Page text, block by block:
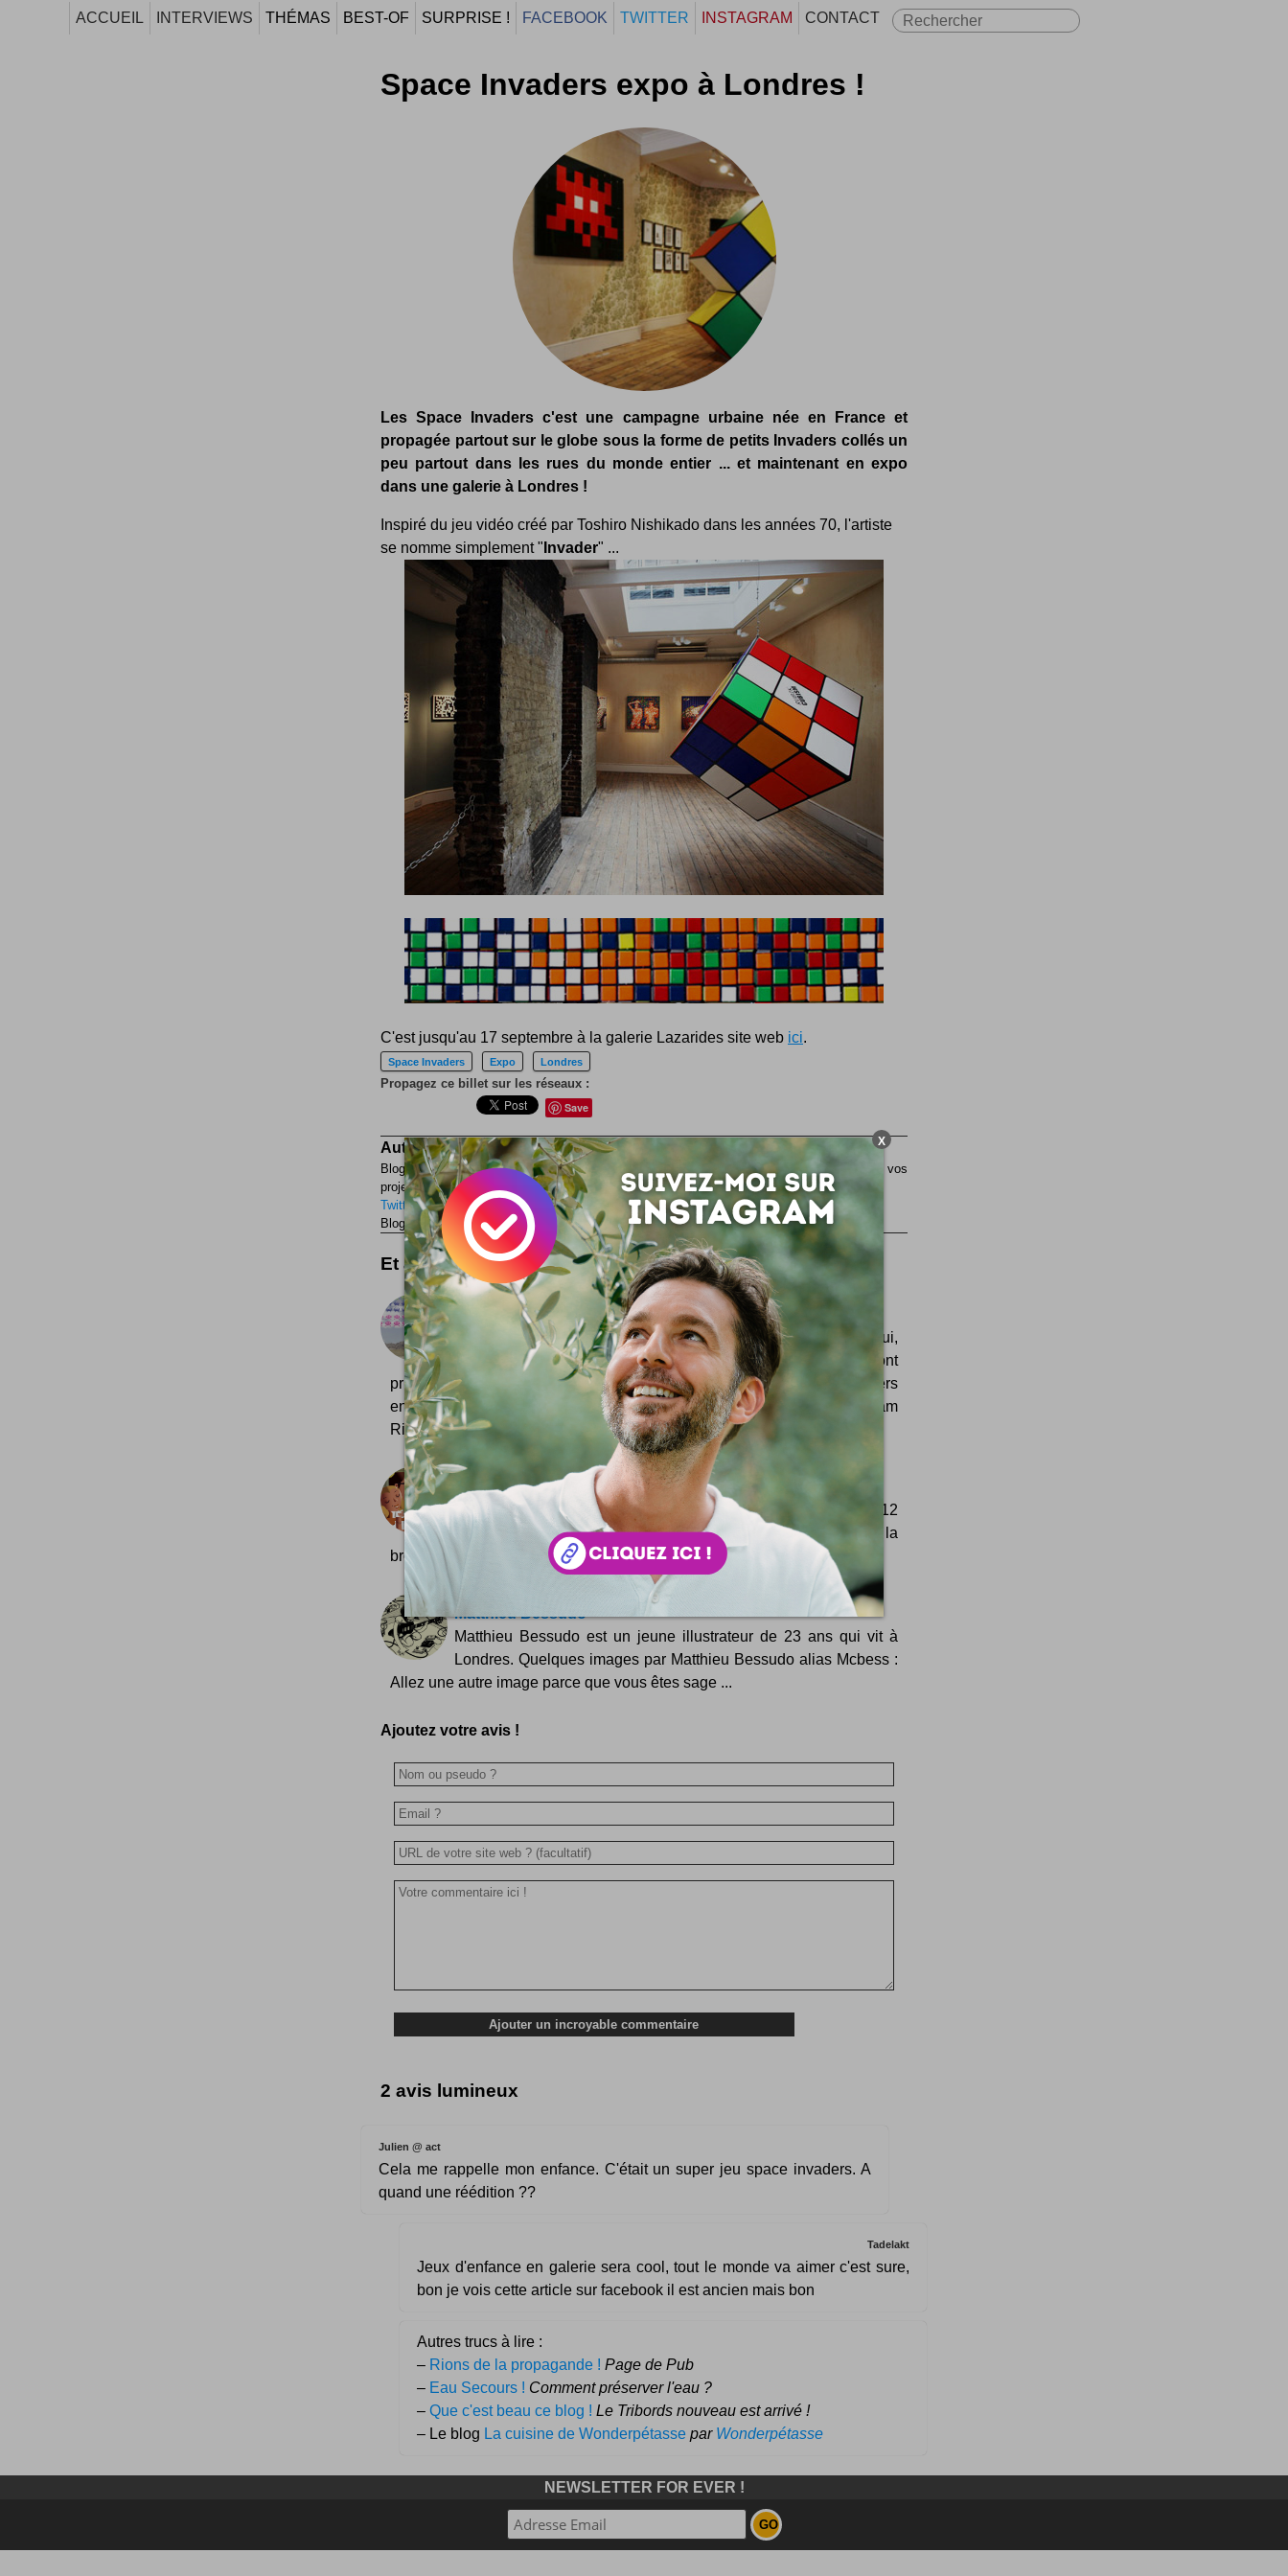
ACCUEIL INTERVIEWS THÉMAS BEST-OF SURPRISE ! FACEBOOK TWITTER INSTAGRAM CONTACT
Space Invaders expo à Londres !
Les Space Invaders c'est une campagne urbaine née en France et
propagée partout sur le globe sous la forme de petits Invaders collés un
peu partout dans les rues du monde entier ... et maintenant en expo
dans une galerie à Londres !
Inspiré du jeu vidéo créé par Toshiro Nishikado dans les années 70, l'artiste
se nomme simplement " Invader" ...
C'est jusqu'au 17 septembre à la galerie Lazarides site web ici.
Space Invaders Expo Londres
Propagez ce billet sur les réseaux :
Save
Auteur :Simon Tripnaux
Blogueur lifestyle - Content manager & expert SEO. Mon job, rendre visible et lisible vos
projets par les mots. Adepte de l'écriture depuis 1978.
Twitter Facebook LinkedIn
Blogueur ? Auteur ? Rejoignez la rédaction !
Et aussi ...
Space Invaders : la guerre commence !
On a bien rigolé avec les Space Invaders ... pourtant aujourd'hui,
l'invasion a bien commencé et les armée du monde entier sont
prises de cours ... des images incroyables ! Les Space Invaders
envahissent la terre ! :) Une chouette idée de montage photo signée Adam
Richardson...
Arts factory winter show
Exposition ou playlist graphique du 25 novembre au 12
décembre 2009 à Paris ! Avec comme artistes invités dans la
brochette visuelle : Blex Bolex, Christophe Blanc, Ciou, Camille...
Matthieu Bessudo
Matthieu Bessudo est un jeune illustrateur de 23 ans qui vit à
Londres. Quelques images par Matthieu Bessudo alias Mcbess :
Allez une autre image parce que vous êtes sage ...
Ajoutez votre avis !
2 avis lumineux
Julien @ act
Cela me rappelle mon enfance. C'était un super jeu space invaders. A
quand une réédition ??
Tadelakt
Jeux d'enfance en galerie sera cool, tout le monde va aimer c'est sure,
bon je vois cette article sur facebook il est ancien mais bon
Autres trucs à lire :
– Rions de la propagande ! Page de Pub
– Eau Secours ! Comment préserver l'eau ?
– Que c'est beau ce blog ! Le Tribords nouveau est arrivé !
– Le blog La cuisine de Wonderpétasse par Wonderpétasse
NEWSLETTER FOR EVER !
X